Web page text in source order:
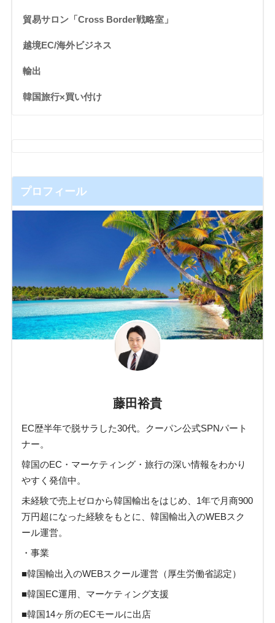
貿易サロン「Cross Border戦略室」
越境EC/海外ビジネス
輸出
韓国旅行×買い付け
プロフィール
藤田裕貴
EC歴半年で脱サラした30代。クーパン公式SPNパート
ナー。
韓国のEC・マーケティング・旅行の深い情報をわかり
やすく発信中。
未経験で売上ゼロから韓国輸出をはじめ、1年で月商900
万円超になった経験をもとに、韓国輸出入のWEBスク
ール運営。
・事業
■韓国輸出入のWEBスクール運営（厚生労働省認定）
■韓国EC運用、マーケティング支援
■韓国14ヶ所のECモールに出店